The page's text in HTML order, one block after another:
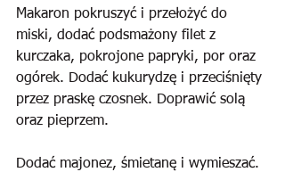
Makaron pokruszyć i przełożyć do
miski, dodać podsmażony filet z
kurczaka, pokrojone papryki, por oraz
ogórek. Dodać kukurydzę i przeciśnięty
przez praskę czosnek. Doprawić solą
oraz pieprzem.
Dodać majonez, śmietanę i wymieszać.